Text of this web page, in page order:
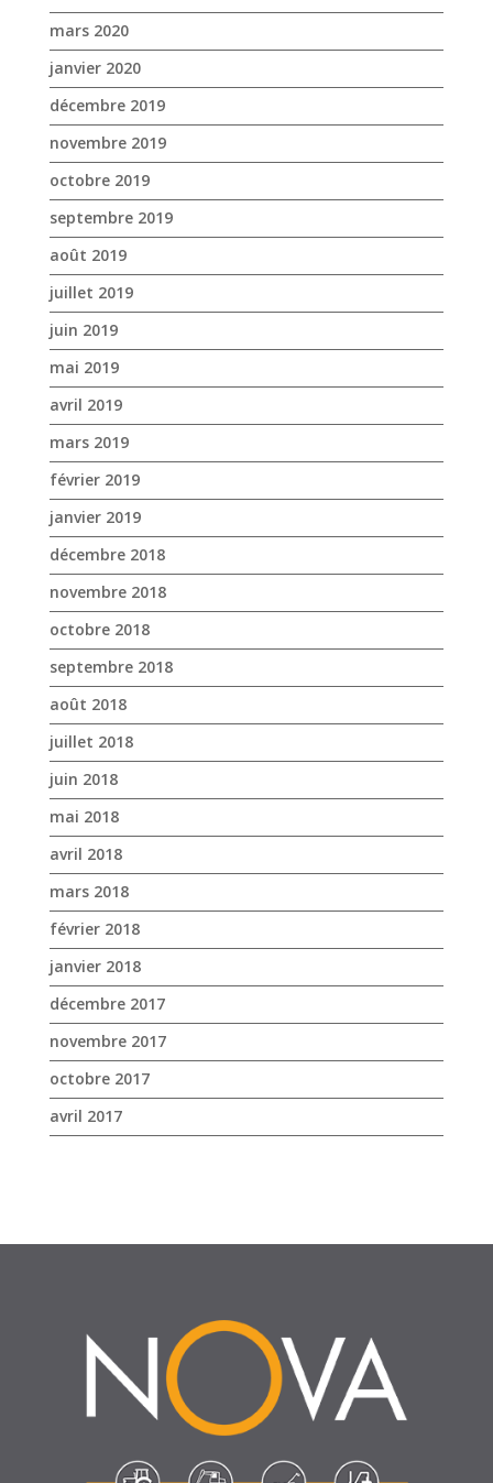
septembre 2019
août 2019
juillet 2019
juin 2019
mai 2019
avril 2019
mars 2019
février 2019
janvier 2019
décembre 2018
novembre 2018
octobre 2018
septembre 2018
août 2018
juillet 2018
juin 2018
mai 2018
avril 2018
mars 2018
février 2018
janvier 2018
décembre 2017
novembre 2017
octobre 2017
avril 2017
SUIVEZ-NOUS